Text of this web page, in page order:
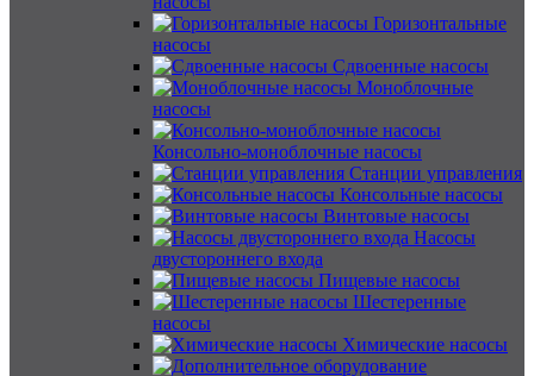
Горизонтальные
насосы
Сдвоенные насосы
Моноблочные
насосы
Консольно-моноблочные насосы
Станции управления
Консольные насосы
Винтовые насосы
Насосы
двустороннего входа
Пищевые насосы
Шестеренные
насосы
Химические насосы